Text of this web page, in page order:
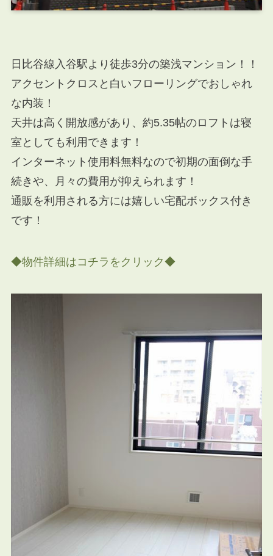
日比谷線入谷駅より徒歩3分の築浅マンション！！
アクセントクロスと白いフローリングでおしゃれ
な内装！
天井は高く開放感があり、約5.35帖のロフトは寝
室としても利用できます！
インターネット使用料無料なので初期の面倒な手
続きや、月々の費用が抑えられます！
通販を利用される方には嬉しい宅配ボックス付き
です！
◆物件詳細はコチラをクリック◆